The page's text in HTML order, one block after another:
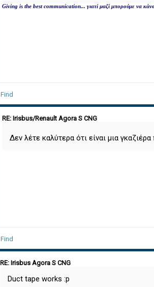
Giving is the best communication... γιατί μαζί μπορούμε να
Find
RE: Irisbus/Renault Agora S CNG
Δεν λέτε καλύτερα ότι είναι μια
Find
RE: Irisbus Agora S CNG
Duct tape works :p